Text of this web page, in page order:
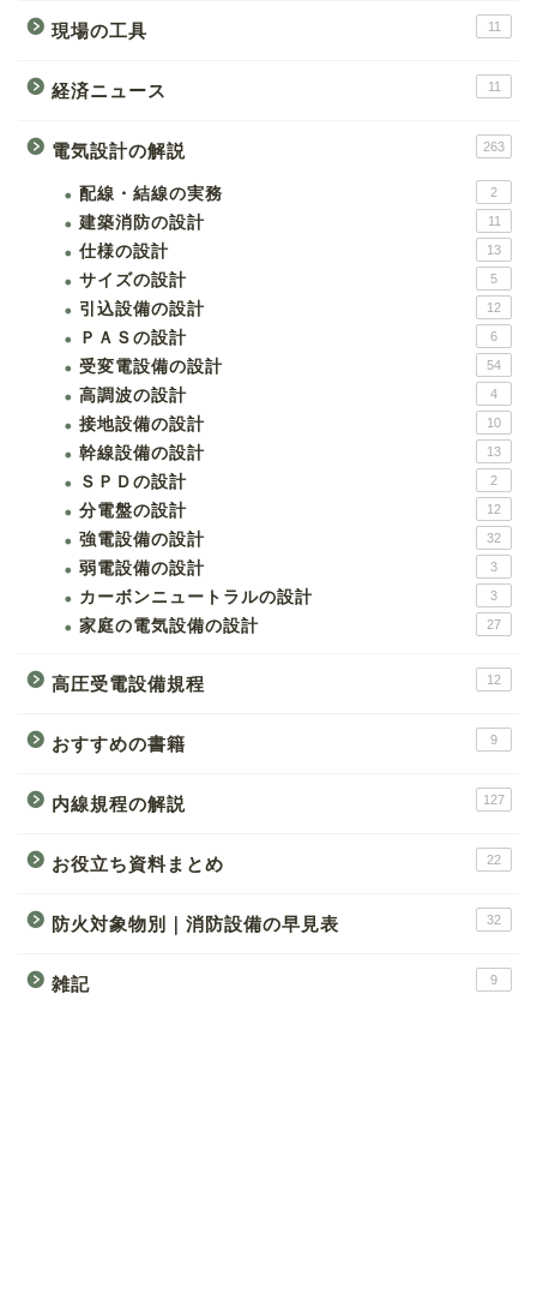
現場の工具 11
経済ニュース 11
電気設計の解説 263
配線・結線の実務 2
建築消防の設計 11
仕様の設計 13
サイズの設計 5
引込設備の設計 12
ＰＡＳの設計 6
受変電設備の設計 54
高調波の設計 4
接地設備の設計 10
幹線設備の設計 13
ＳＰＤの設計 2
分電盤の設計 12
強電設備の設計 32
弱電設備の設計 3
カーボンニュートラルの設計 3
家庭の電気設備の設計 27
高圧受電設備規程 12
おすすめの書籍 9
内線規程の解説 127
お役立ち資料まとめ 22
防火対象物別｜消防設備の早見表 32
雑記 9